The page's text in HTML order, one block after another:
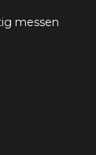
messen